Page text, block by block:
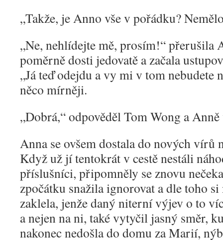
„Takže, je Anno vše v pořádku?
„Ne, nehlídejte mě, prosím!“ přerušila
poměrně dosti jedovatě a začala
„Já teď odejdu a vy mi v tom nebudete
něco mírněji.
„Dobrá,“ odpověděl Tom Wong a
Anna se ovšem dostala do nových vírů
Když už jí tentokrát v cestě nestáli
příslušníci, připomněly se znovu
zpočátku snažila ignorovat a dle toho si
zaklela, jenže daný niterní výjev o to
a nejen na ni, také vytyčil jasný směr,
nakonec nedošla do domu za Marií,